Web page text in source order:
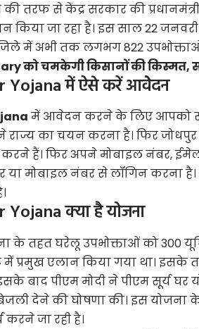
तरफ से केंद्र सरकार की
किया जा रहा है। इस साल 22
में अभी तक लगभग 822
को चमकेगी किसानों की किस्मत,
Yojana में ऐसे करें आवेेदन
में आवेदन करने के लिए आपको
राज्य का चयन करना है। फिर
करने हैं। फिर अपने मोबाइल नंबर,
मोबाइल नंबर से लॉगिन करना
क्या है योजना
के तहत घरेलू उपभोक्ताओं को 300
प्रमुख एलान किया गया था। इसके
बाद पीएम मोदी ने पीएम सूर्य
देने की घोषणा की। इस योजना
जा रही है।